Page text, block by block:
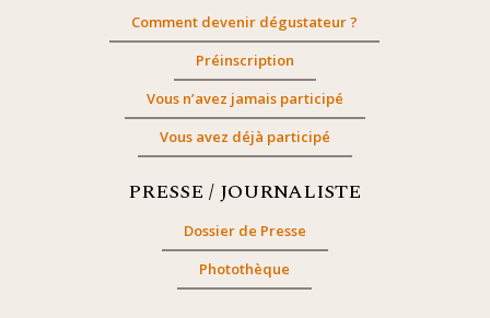
Comment devenir dégustateur ?
Préinscription
Vous n’avez jamais participé
Vous avez déjà participé
PRESSE / JOURNALISTE
Dossier de Presse
Photothèque